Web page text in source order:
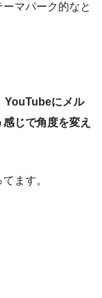
マパーク的なと
YouTubeにメル
じで角度を変え
ます。